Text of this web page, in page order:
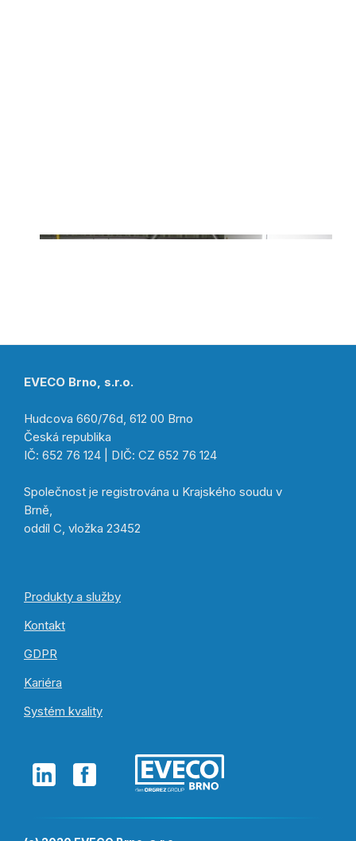
EVECO Brno, s.r.o.
Hudcova 660/76d, 612 00 Brno
Česká republika
IČ: 652 76 124 | DIČ: CZ 652 76 124
Společnost je registrována u Krajského soudu v
Brně,
oddíl C, vložka 23452
Produkty a služby
Kontakt
GDPR
Kariéra
Systém kvality